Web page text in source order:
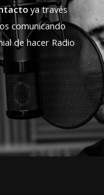
ya través
comunicando
de hacer Radio